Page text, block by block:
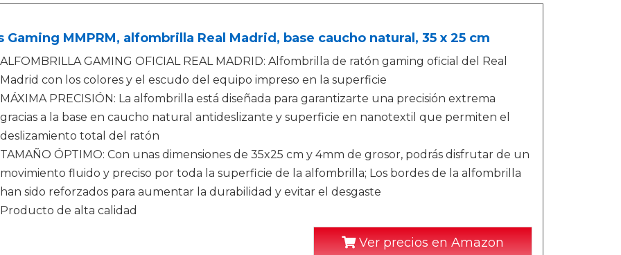
Gaming MMPRM, alfombrilla Real Madrid, base caucho natural, 35 x 25 cm
ALFOMBRILLA GAMING OFICIAL REAL MADRID: Alfombrilla de ratón gaming oficial del Real
Madrid con los colores y el escudo del equipo impreso en la superficie
MÁXIMA PRECISIÓN: La alfombrilla está diseñada para garantizarte una precisión extrema
gracias a la base en caucho natural antideslizante y superficie en nanotextil que permiten el
deslizamiento total del ratón
TAMAÑO ÓPTIMO: Con unas dimensiones de 35x25 cm y 4mm de grosor, podrás disfrutar de un
movimiento fluido y preciso por toda la superficie de la alfombrilla; Los bordes de la alfombrilla
han sido reforzados para aumentar la durabilidad y evitar el desgaste
Producto de alta calidad
Ver precios en Amazon